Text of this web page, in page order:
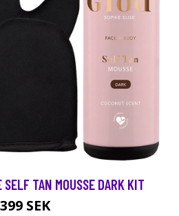
SELF TAN MOUSSE DARK KIT
399 SEK